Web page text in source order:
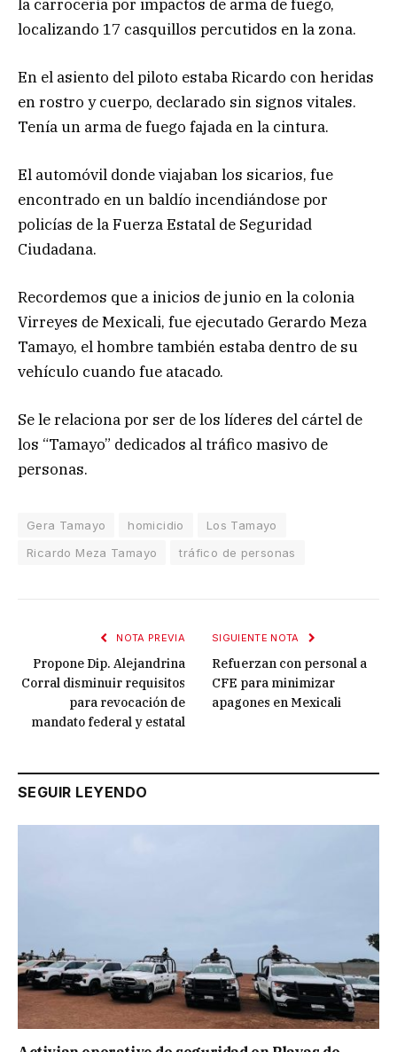
la carrocería por impactos de arma de fuego,
localizando 17 casquillos percutidos en la zona.
En el asiento del piloto estaba Ricardo con heridas
en rostro y cuerpo, declarado sin signos vitales.
Tenía un arma de fuego fajada en la cintura.
El automóvil donde viajaban los sicarios, fue
encontrado en un baldío incendiándose por
policías de la Fuerza Estatal de Seguridad
Ciudadana.
Recordemos que a inicios de junio en la colonia
Virreyes de Mexicali, fue ejecutado Gerardo Meza
Tamayo, el hombre también estaba dentro de su
vehículo cuando fue atacado.
Se le relaciona por ser de los líderes del cártel de
los “Tamayo” dedicados al tráfico masivo de
personas.
Gera Tamayo homicidio
Los Tamayo
Ricardo Meza Tamayo
tráfico de personas
NOTA PREVIA
Propone Dip. Alejandrina
Corral disminuir requisitos
para revocación de
mandato federal y estatal
SIGUIENTE NOTA
Refuerzan con personal a
CFE para minimizar
apagones en Mexicali
SEGUIR LEYENDO